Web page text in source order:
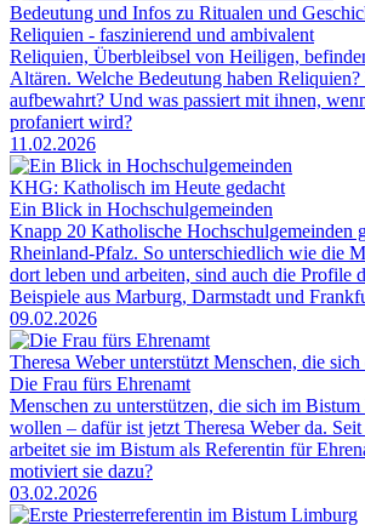
Bedeutung und Infos zu Ritualen und
Reliquien - faszinierend und ambivalent
Reliquien, Überbleibsel von Heiligen,
Altären. Welche Bedeutung haben
aufbewahrt? Und was passiert mit ihnen,
profaniert wird?
11.02.2026
KHG: Katholisch im Heute gedacht
Ein Blick in Hochschulgemeinden
Knapp 20 Katholische Hochschulgemeinden
Rheinland-Pfalz. So unterschiedlich wie die
dort leben und arbeiten, sind auch die Profile
Beispiele aus Marburg, Darmstadt und
09.02.2026
Theresa Weber unterstützt Menschen, die sich
Die Frau fürs Ehrenamt
Menschen zu unterstützen, die sich im
wollen – dafür ist jetzt Theresa Weber da.
arbeitet sie im Bistum als Referentin für
motiviert sie dazu?
03.02.2026